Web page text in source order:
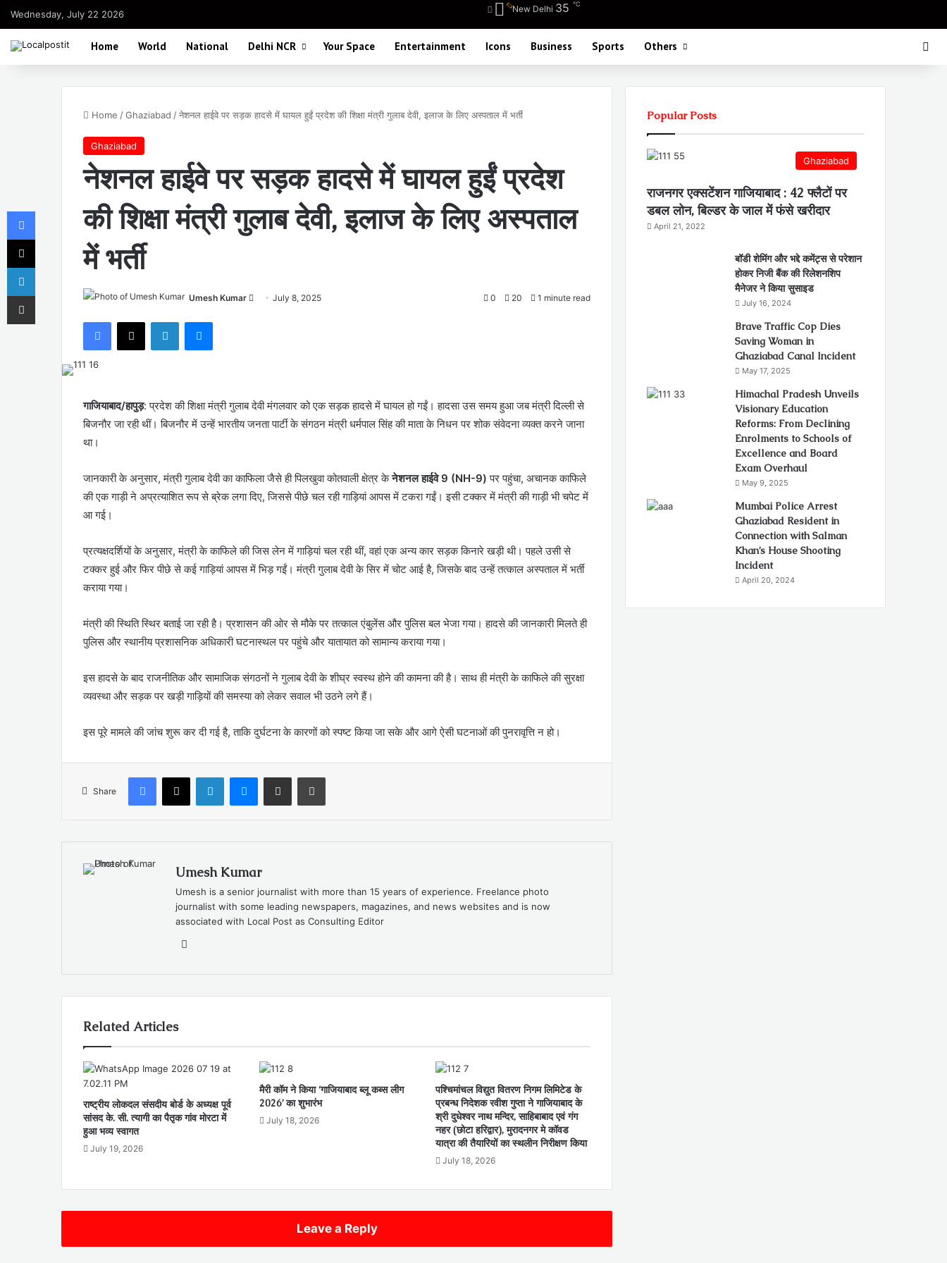
Wednesday, July 22 2026 New Delhi 35 ℃
Home World National Delhi NCR Your Space Entertainment Icons Business Sports Others Youtube
Home /Ghaziabad /नेशनल हाईवे पर सड़क हादसे में घायल हुईं प्रदेश की शिक्षा मंत्री गुलाब देवी, इलाज के लिए अस्पताल में भर्ती
Ghaziabad
नेशनल हाईवे पर सड़क हादसे में घायल हुईं प्रदेश
की शिक्षा मंत्री गुलाब देवी, इलाज के लिए अस्पताल
में भर्ती
Umesh Kumar
SendJuly 8, 2025 0 20 1 minute read
Facebook
X LinkedInMessenger
गाजियाबाद/हापुड़: प्रदेश की शिक्षा मंत्री गुलाब देवी मंगलवार को एक सड़क हादसे में घायल हो गईं। हादसा उस समय हुआ जब मंत्री दिल्ली से
बिजनौर जा रही थीं। बिजनौर में उन्हें भारतीय जनता पार्टी के संगठन मंत्री धर्मपाल सिंह की माता के निधन पर शोक संवेदना व्यक्त करने जाना
था।
जानकारी के अनुसार, मंत्री गुलाब देवी का काफिला जैसे ही पिलखुवा कोतवाली क्षेत्र केनेशनल हाईवे 9 (NH-9) पर पहुंचा, अचानक काफिले
की एक गाड़ी ने अप्रत्याशित रूप से ब्रेक लगा दिए, जिससे पीछे चल रही गाड़ियां आपस में टकरा गईं। इसी टक्कर में मंत्री की गाड़ी भी चपेट में
आ गई।
प्रत्यक्षदर्शियों के अनुसार, मंत्री के काफिले की जिस लेन में गाड़ियां चल रही थीं, वहां एक अन्य कार सड़क किनारे खड़ी थी। पहले उसी से
टक्कर हुई और फिर पीछे से कई गाड़ियां आपस में भिड़ गईं। मंत्री गुलाब देवी के सिर में चोट आई है, जिसके बाद उन्हें तत्काल अस्पताल में भर्ती
कराया गया।
मंत्री की स्थिति स्थिर बताई जा रही है। प्रशासन की ओर से मौके पर तत्काल एंबुलेंस और पुलिस बल भेजा गया। हादसे की जानकारी मिलते ही
पुलिस और स्थानीय प्रशासनिक अधिकारी घटनास्थल पर पहुंचे और यातायात को सामान्य कराया गया।
इस हादसे के बाद राजनीतिक और सामाजिक संगठनों ने गुलाब देवी के शीघ्र स्वस्थ होने की कामना की है। साथ ही मंत्री के काफिले की सुरक्षा
व्यवस्था और सड़क पर खड़ी गाड़ियों की समस्या को लेकर सवाल भी उठने लगे हैं।
इस पूरे मामले की जांच शुरू कर दी गई है, ताकि दुर्घटना के कारणों को स्पष्ट किया जा सके और आगे ऐसी घटनाओं की पुनरावृत्ति न हो।
Share
Facebook
X LinkedInMessenger
Share via Email Print
Umesh Kumar
Umesh is a senior journalist with more than 15 years of experience. Freelance photo
journalist with some leading newspapers, magazines, and news websites and is now
associated with Local Post as Consulting Editor
Related Articles
राष्ट्रीय लोकदल संसदीय बोर्ड के अध्यक्ष पूर्व
सांसद के. सी. त्यागी का पैतृक गांव मोरटा में
हुआ भव्य स्वागत
July 19, 2026
मैरी कॉम ने किया ‘गाजियाबाद ब्लू कब्स लीग
2026’ का शुभारंभ
July 18, 2026
पश्चिमांचल विद्युत वितरण निगम लिमिटेड के
प्रबन्ध निदेशक रवीश गुप्ता ने गाजियाबाद के
श्री दुधेश्वर नाथ मन्दिर, साहिबाबाद एवं गंग
नहर (छोटा हरिद्वार), मुरादनगर मे कॉवड
यात्रा की तैयारियों का स्थलीन निरीक्षण किया
July 18, 2026
Leave a Reply
Popular Posts
Ghaziabad
राजनगर एक्सटेंशन गाजियाबाद : 42 फ्लैटों पर
डबल लोन, बिल्डर के जाल में फंसे खरीदार
April 21, 2022
बॉडी शेमिंग और भद्दे कमेंट्स से परेशान
होकर निजी बैंक की रिलेशनशिप
मैनेजर ने किया सुसाइड
July 16, 2024
Brave Traffic Cop Dies
Saving Woman in
Ghaziabad Canal Incident
May 17, 2025
Himachal Pradesh Unveils
Visionary Education
Reforms: From Declining
Enrolments to Schools of
Excellence and Board
Exam Overhaul
May 9, 2025
Mumbai Police Arrest
Ghaziabad Resident in
Connection with Salman
Khan’s House Shooting
Incident
April 20, 2024
Facebook
X
LinkedIn
Share via Email